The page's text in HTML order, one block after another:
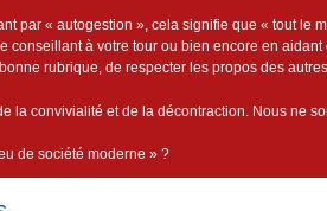
par « autogestion », cela signifie que « tout
conseillant à votre tour ou bien encore en
rubrique, de respecter les propos des
la convivialité et de la décontraction. Nous ne
de société moderne » ?